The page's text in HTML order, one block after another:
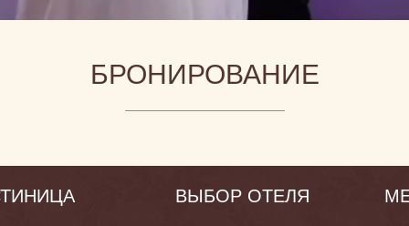
БРОНИРОВАНИЕ
ВЫБОР ОТЕЛЯ